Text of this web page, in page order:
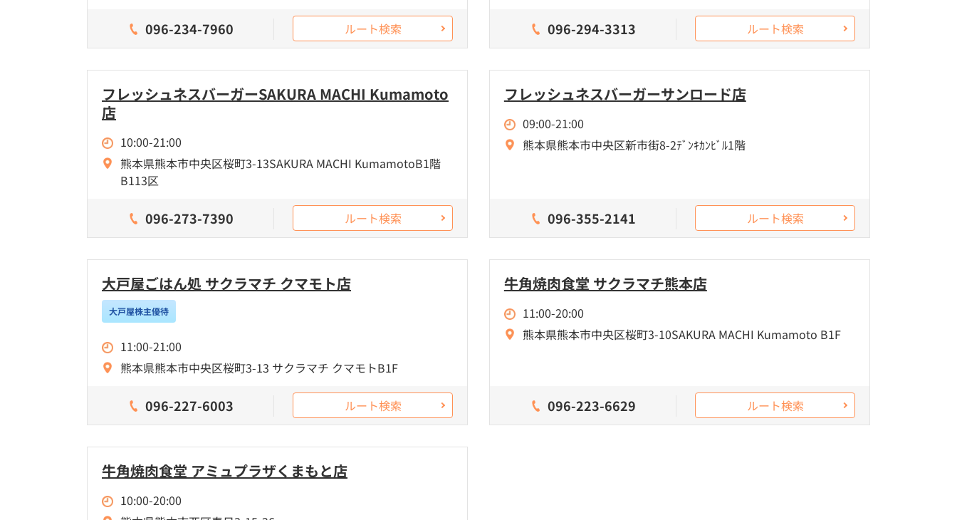
096-234-7960 ルート検索 096-294-3313 ルート検索
フレッシュネスバーガーSAKURA MACHI Kumamoto
店
10:00-21:00
熊本県熊本市中央区桜町3-13SAKURA MACHI KumamotoB1階
B113区
096-273-7390 ルート検索
フレッシュネスバーガーサンロード店
09:00-21:00
熊本県熊本市中央区新市街8-2ﾃﾞﾝｷｶﾝﾋﾞﾙ1階
096-355-2141 ルート検索
大戸屋ごはん処 サクラマチ クマモト店
大戸屋株主優待
11:00-21:00
熊本県熊本市中央区桜町3-13 サクラマチ クマモトB1F
096-227-6003 ルート検索
牛角焼肉食堂 サクラマチ熊本店
11:00-20:00
熊本県熊本市中央区桜町3-10SAKURA MACHI Kumamoto B1F
096-223-6629 ルート検索
牛角焼肉食堂 アミュプラザくまもと店
10:00-20:00